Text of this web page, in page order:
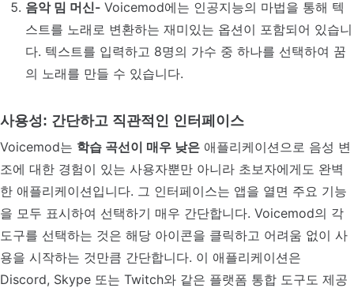
음악 밈 머신- Voicemod에는 인공지능의 마법을 통해 텍
스트를 노래로 변환하는 재미있는 옵션이 포함되어 있습니
다. 텍스트를 입력하고 8명의 가수 중 하나를 선택하여 꿈
의 노래를 만들 수 있습니다.
사용성: 간단하고 직관적인 인터페이스
Voicemod는 학습 곡선이 매우 낮은 애플리케이션으로 음성 변
조에 대한 경험이 있는 사용자뿐만 아니라 초보자에게도 완벽
한 애플리케이션입니다. 그 인터페이스는 앱을 열면 주요 기능
을 모두 표시하여 선택하기 매우 간단합니다. Voicemod의 각
도구를 선택하는 것은 해당 아이콘을 클릭하고 어려움 없이 사
용을 시작하는 것만큼 간단합니다. 이 애플리케이션은
Discord, Skype 또는 Twitch와 같은 플랫폼 통합 도구도 제공